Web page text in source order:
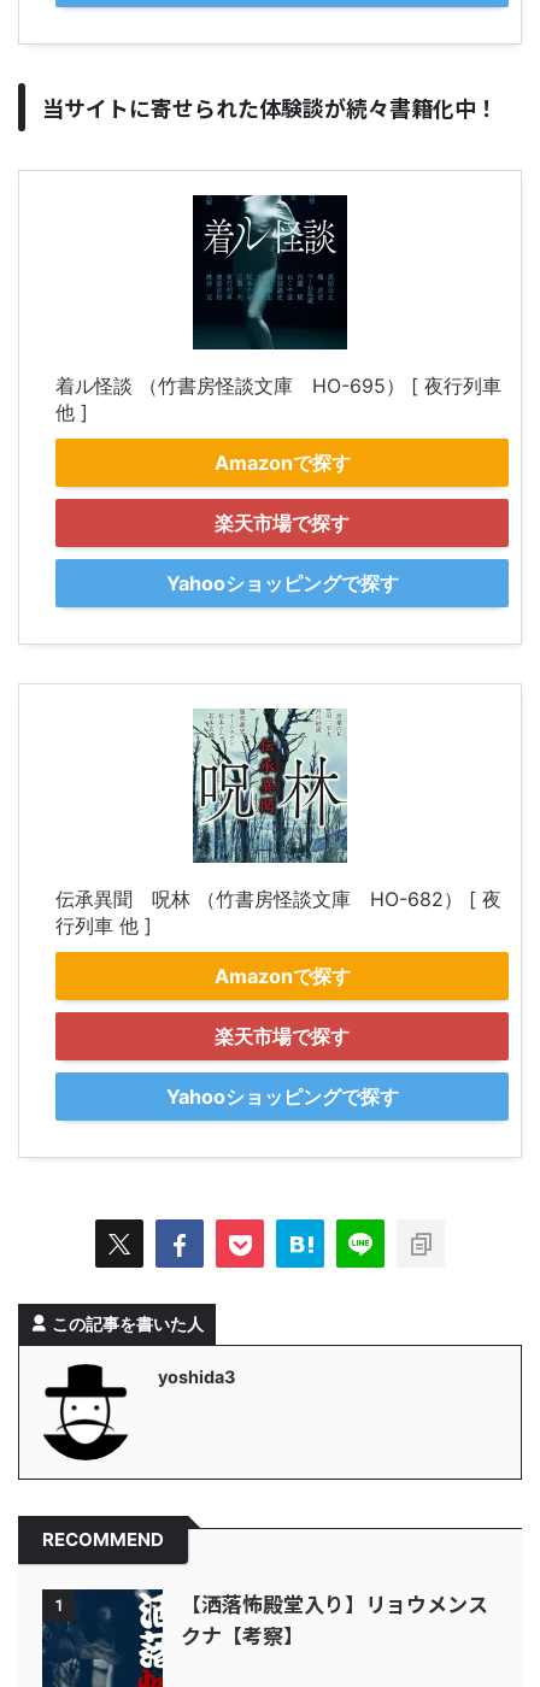
当サイトに寄せられた体験談が続々書籍化中！
着ル怪談 （竹書房怪談文庫 HO-695） [ 夜行列車
他 ]
Amazonで探す
楽天市場で探す
Yahooショッピングで探す
伝承異聞 呪林 （竹書房怪談文庫 HO-682） [ 夜
行列車 他 ]
Amazonで探す
楽天市場で探す
Yahooショッピングで探す
この記事を書いた人
yoshida3
RECOMMEND
1
【洒落怖殿堂入り】リョウメンス
クナ【考察】